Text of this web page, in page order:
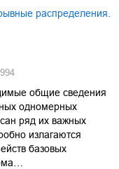
распределения.
общие сведения
одномерных
ряд их важных
излагаются
базовых